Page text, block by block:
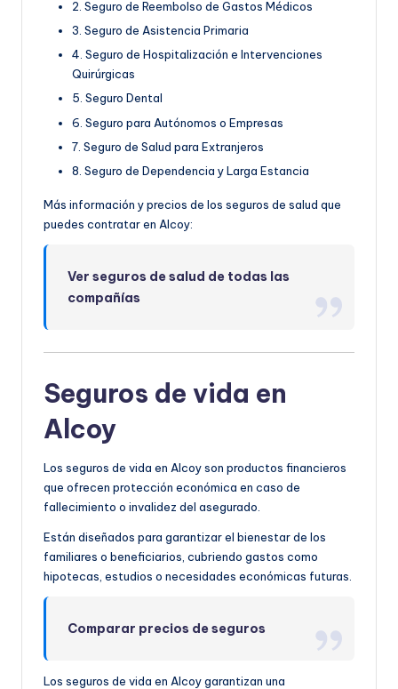
2. Seguro de Reembolso de Gastos Médicos
3. Seguro de Asistencia Primaria
4. Seguro de Hospitalización e Intervenciones
Quirúrgicas
5. Seguro Dental
6. Seguro para Autónomos o Empresas
7. Seguro de Salud para Extranjeros
8. Seguro de Dependencia y Larga Estancia
Más información y precios de los seguros de salud que
puedes contratar en Alcoy:
Ver seguros de salud de todas las
compañías
Seguros de vida en
Alcoy
Los seguros de vida en Alcoy son productos financieros
que ofrecen protección económica en caso de
fallecimiento o invalidez del asegurado.
Están diseñados para garantizar el bienestar de los
familiares o beneficiarios, cubriendo gastos como
hipotecas, estudios o necesidades económicas futuras.
Comparar precios de seguros
Los seguros de vida en Alcoy garantizan una